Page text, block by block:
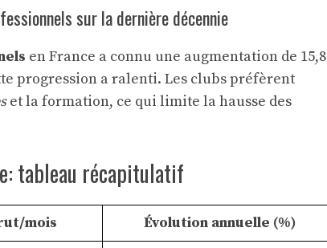
sur la dernière décennie
en France a connu une augmentation de 15,8
progression a ralenti. Les clubs préfèrent
et la formation, ce qui limite la hausse des
tableau récapitulatif
mois
Évolution annuelle (%)